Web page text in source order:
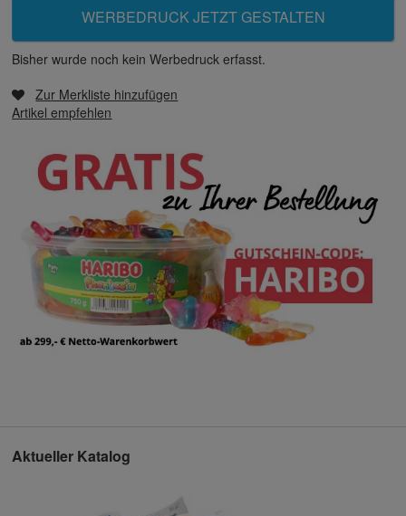
WERBEDRUCK JETZT GESTALTEN
Bisher wurde noch kein Werbedruck erfasst.
Zur Merkliste hinzufügen
Artikel empfehlen
Aktueller Katalog